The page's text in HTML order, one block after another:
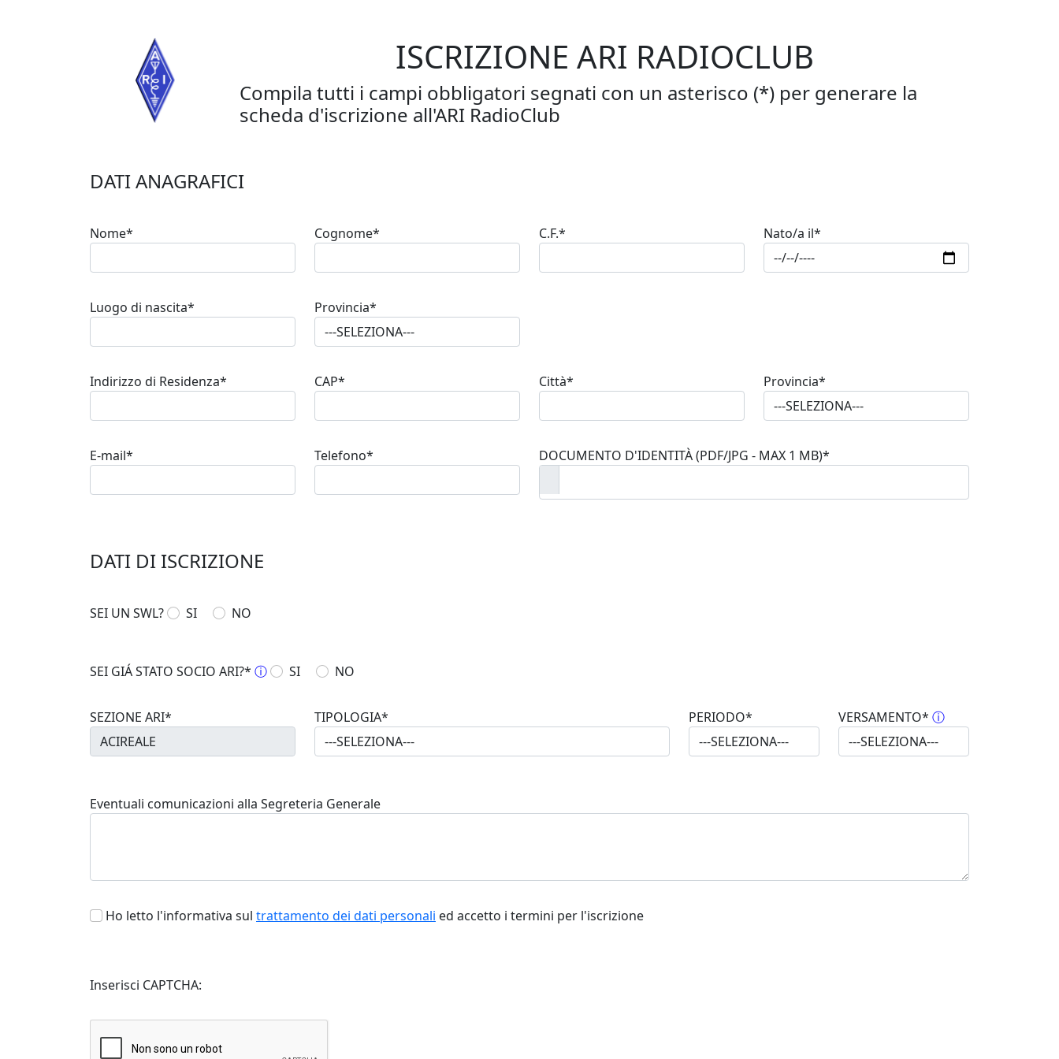
ISCRIZIONE ARI RADIOCLUB
Compila tutti i campi obbligatori segnati con un asterisco (*) per generare la
scheda d'iscrizione all'ARI RadioClub
DATI ANAGRAFICI
Nome* Cognome* C.F.* Nato/a il*
Luogo di nascita* Provincia*
Indirizzo di Residenza* CAP* Città* Provincia*
E-mail* Telefono* DOCUMENTO D'IDENTITÀ (PDF/JPG - MAX 1 MB)*
DATI DI ISCRIZIONE
SEI UN SWL? SI NO
SEI GIÁ STATO SOCIO ARI?* ⓘ SI NO
SEZIONE ARI* TIPOLOGIA* PERIODO* VERSAMENTO* ⓘ
Eventuali comunicazioni alla Segreteria Generale
Ho letto l'informativa sul trattamento dei dati personali ed accetto i termini per l'iscrizione
Inserisci CAPTCHA: